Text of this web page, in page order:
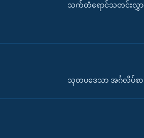
သက်တံရောင်သတင်းလွှာ
သုတပဒေသာ အင်္ဂလိပ်စာ